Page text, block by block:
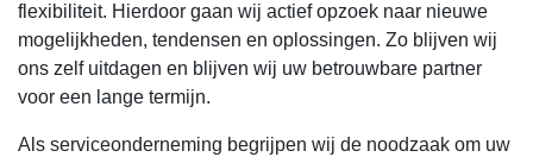
flexibiliteit. Hierdoor gaan wij actief opzoek naar nieuwe
mogelijkheden, tendensen en oplossingen. Zo blijven wij
ons zelf uitdagen en blijven wij uw betrouwbare partner
voor een lange termijn.
Als serviceonderneming begrijpen wij de noodzaak om uw